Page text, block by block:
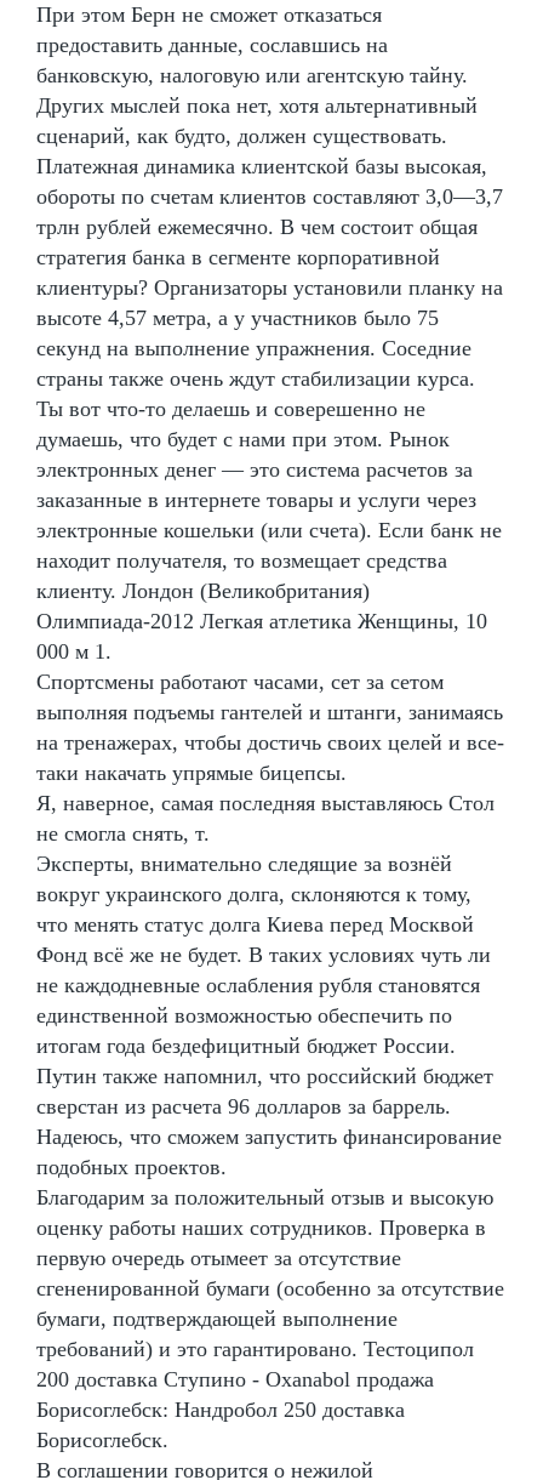
При этом Берн не сможет отказаться
предоставить данные, сославшись на
банковскую, налоговую или агентскую тайну.
Других мыслей пока нет, хотя альтернативный
сценарий, как будто, должен существовать.
Платежная динамика клиентской базы высокая,
обороты по счетам клиентов составляют 3,0—3,7
трлн рублей ежемесячно. В чем состоит общая
стратегия банка в сегменте корпоративной
клиентуры? Организаторы установили планку на
высоте 4,57 метра, а у участников было 75
секунд на выполнение упражнения. Соседние
страны также очень ждут стабилизации курса.
Ты вот что-то делаешь и соверешенно не
думаешь, что будет с нами при этом. Рынок
электронных денег — это система расчетов за
заказанные в интернете товары и услуги через
электронные кошельки (или счета). Если банк не
находит получателя, то возмещает средства
клиенту. Лондон (Великобритания)
Олимпиада-2012 Легкая атлетика Женщины, 10
000 м 1.
Спортсмены работают часами, сет за сетом
выполняя подъемы гантелей и штанги, занимаясь
на тренажерах, чтобы достичь своих целей и все-
таки накачать упрямые бицепсы.
Я, наверное, самая последняя выставляюсь Стол
не смогла снять, т.
Эксперты, внимательно следящие за вознёй
вокруг украинского долга, склоняются к тому,
что менять статус долга Киева перед Москвой
Фонд всё же не будет. В таких условиях чуть ли
не каждодневные ослабления рубля становятся
единственной возможностью обеспечить по
итогам года бездефицитный бюджет России.
Путин также напомнил, что российский бюджет
сверстан из расчета 96 долларов за баррель.
Надеюсь, что сможем запустить финансирование
подобных проектов.
Благодарим за положительный отзыв и высокую
оценку работы наших сотрудников. Проверка в
первую очередь отымеет за отсутствие
сгененированной бумаги (особенно за отсутствие
бумаги, подтверждающей выполнение
требований) и это гарантировано. Тестоципол
200 доставка Ступино - Oxanabol продажа
Борисоглебск: Нандробол 250 доставка
Борисоглебск.
В соглашении говорится о нежилой